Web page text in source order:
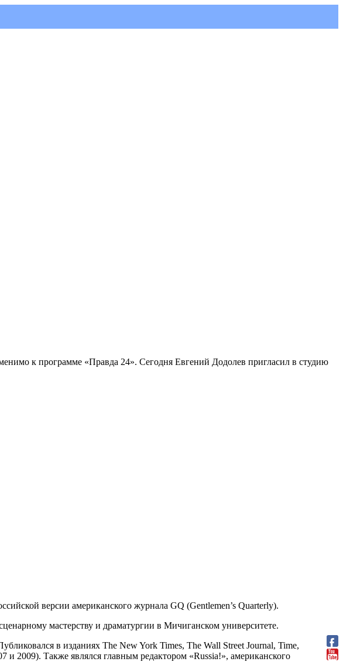
к программе «Правда 24». Сегодня Евгений Додолев пригласил в студию
версии американского журнала GQ (Gentlemen’s Quarterly).
мастерству и драматургии в Мичиганском университете.
в изданиях The New York Times, The Wall Street Journal, Time,
2009). Также являлся главным редактором «Russia!», американского